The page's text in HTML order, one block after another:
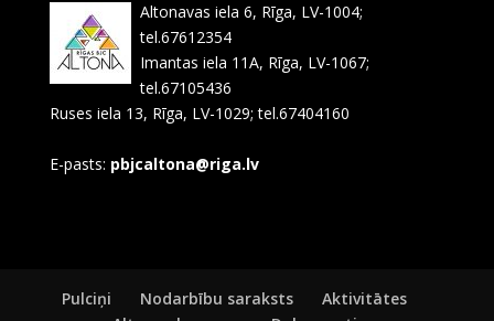
Altonavas iela 6, Rīga, LV-1004;
tel.67612354
Imantas iela 11A, Rīga, LV-1067;
tel.67105436
Ruses iela 13, Rīga, LV-1029; tel.67404160
E-pasts: pbjcaltona@riga.lv
Pulciņi Nodarbību saraksts
Aktivitātes